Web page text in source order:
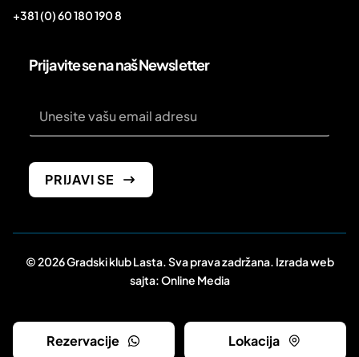
+381 (0) 60 180 190 8
Prijavite se na naš Newsletter
PRIJAVI SE
© 2026 Gradski klub Lasta. Sva prava zadržana. Izrada web
sajta:Online Media
Rezervacije Lokacija